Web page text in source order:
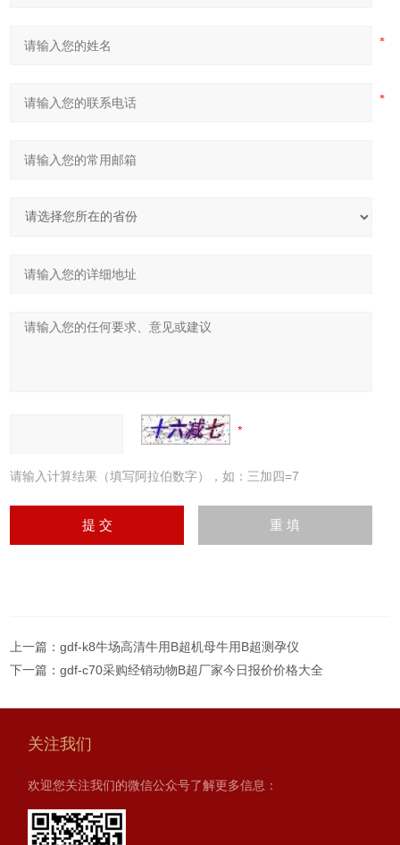
请输入计算结果（填写阿拉伯数字），如：三加四=7
上一篇：gdf-k8牛场高清牛用B超机母牛用B超测孕仪
下一篇：gdf-c70采购经销动物B超厂家今日报价价格大全
关注我们
欢迎您关注我们的微信公众号了解更多信息：